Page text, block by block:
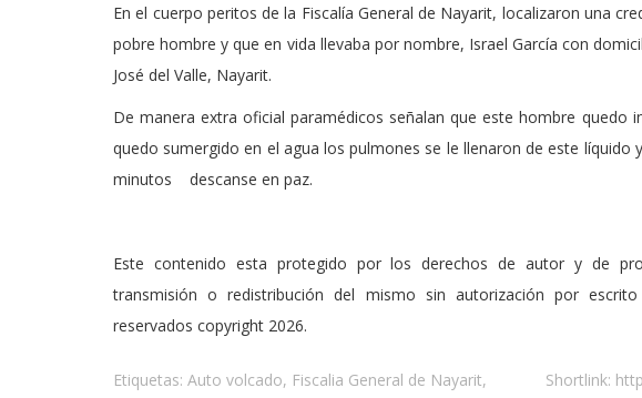
En el cuerpo peritos de la Fiscalía General de Nayarit, localizaron una
pobre hombre y que en vida llevaba por nombre, Israel García con
José del Valle, Nayarit.
De manera extra oficial paramédicos señalan que este hombre quedo
quedo sumergido en el agua los pulmones se le llenaron de este líquido
minutos descanse en paz.
Este contenido esta protegido por los derechos de autor y de
transmisión o redistribución del mismo sin autorización por
reservados copyright 2026.
Etiquetas: Auto volcado, Fiscalia General de Nayarit,
Shortlink: